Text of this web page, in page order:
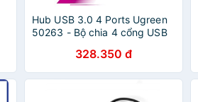
Hub USB 3.0 4 Ports Ugreen
50263 - Bộ chia 4 cổng USB
328.350 đ